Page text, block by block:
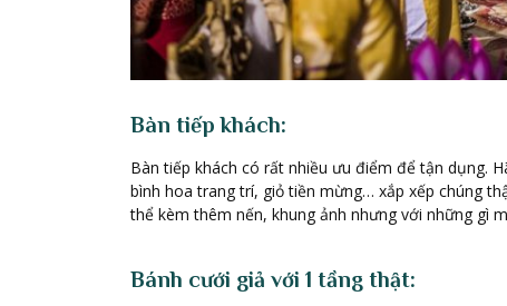
Bàn tiếp khách:
Bàn tiếp khách có rất nhiều ưu điểm để tận dụng.
bình hoa trang trí, giỏ tiền mừng… xắp xếp chúng
thể kèm thêm nến, khung ảnh nhưng với những gì
Bánh cưới giả với 1 tầng thật: